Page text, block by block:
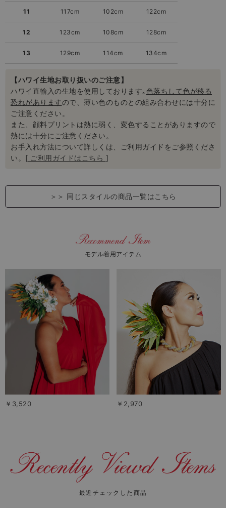
11
12
13
117cm
123cm
129cm
102cm
108cm
114cm
122cm
128cm
134cm
【ハワイ生地お取り扱いのご注意】
ハワイ直輸入の生地を使用しております｡色落ちして色が移る
恐れがありますので、薄い色のものとの組み合わせには十分に
ご注意ください。
また、顔料プリントは熱に弱く、変色することがありますので
熱には十分にご注意ください。
お手入れ方法について詳しくは、ご利用ガイドをご参照くださ
い。[ ご利用ガイドはこちら ]
＞＞ 同じスタイルの商品一覧はこちら
モデル着用アイテム
￥3,520 ￥2,970
最近チェックした商品